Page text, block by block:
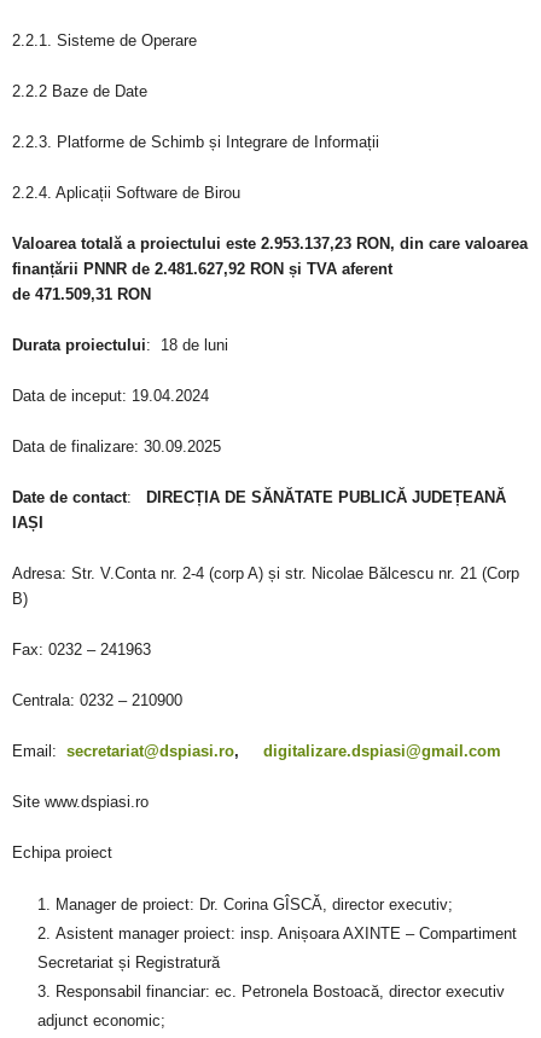
2.2.1. Sisteme de Operare
2.2.2 Baze de Date
2.2.3. Platforme de Schimb și Integrare de Informații
2.2.4. Aplicații Software de Birou
Valoarea totală a proiectului este 2.953.137,23 RON, din care valoarea
finanțării PNNR de 2.481.627,92 RON și TVA aferent
de 471.509,31 RON
Durata proiectului: 18 de luni
Data de inceput: 19.04.2024
Data de finalizare: 30.09.2025
Date de contact: DIRECȚIA DE SĂNĂTATE PUBLICĂ JUDEȚEANĂ
IAȘI
Adresa: Str. V.Conta nr. 2-4 (corp A) și str. Nicolae Bălcescu nr. 21 (Corp
B)
Fax: 0232 – 241963
Centrala: 0232 – 210900
Email: secretariat@dspiasi.ro, digitalizare.dspiasi@gmail.com
Site www.dspiasi.ro
Echipa proiect
Manager de proiect: Dr. Corina GÎSCĂ, director executiv;
Asistent manager proiect: insp. Anișoara AXINTE – Compartiment
Secretariat și Registratură
Responsabil financiar: ec. Petronela Bostoacă, director executiv
adjunct economic;